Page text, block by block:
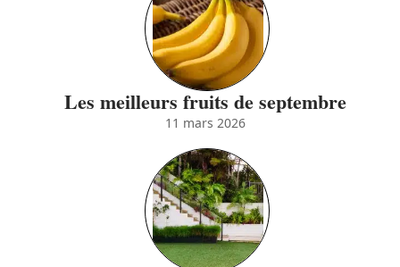
Les meilleurs fruits de septembre
11 mars 2026